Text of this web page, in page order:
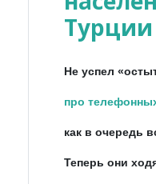
Турции
Не успел
про
как в очередь
Теперь они